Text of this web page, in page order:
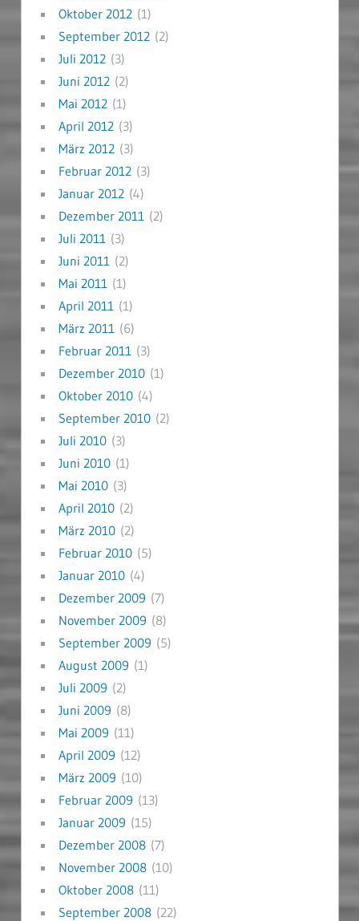
Oktober 2012(1)
September 2012(2)
Juli 2012(3)
Juni 2012(2)
Mai 2012(1)
April 2012(3)
März 2012(3)
Februar 2012(3)
Januar 2012(4)
Dezember 2011 (2)
Juli 2011 (3)
Juni 2011 (2)
Mai 2011 (1)
April 2011 (1)
März 2011 (6)
Februar 2011 (3)
Dezember 2010(1)
Oktober 2010(4)
September 2010(2)
Juli 2010(3)
Juni 2010(1)
Mai 2010(3)
April 2010(2)
März 2010(2)
Februar 2010(5)
Januar 2010(4)
Dezember 2009 (7)
November 2009 (8)
September 2009 (5)
August 2009 (1)
Juli 2009 (2)
Juni 2009 (8)
Mai 2009 (11)
April 2009 (12)
März 2009 (10)
Februar 2009 (13)
Januar 2009 (15)
Dezember 2008(7)
November 2008(10)
Oktober 2008(11)
September 2008(22)